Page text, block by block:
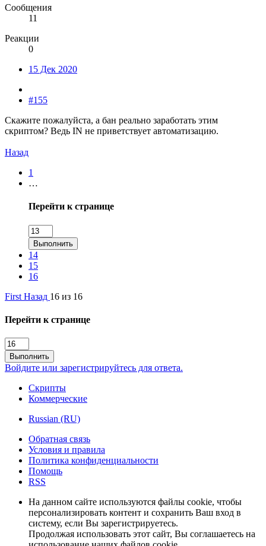
Сообщения
11
Реакции
0
15 Дек 2020
#155
Скажите пожалуйста, а бан реально заработать этим
скриптом? Ведь IN не приветствует автоматизацию.
Назад
1
…
Перейти к странице
Выполнить
14
15
16
First Назад 16 из 16
Перейти к странице
Выполнить
Войдите или зарегистрируйтесь для ответа.
Скрипты
Коммерческие
Russian (RU)
Обратная связь
Условия и правила
Политика конфиденциальности
Помощь
RSS
На данном сайте используются файлы cookie, чтобы
персонализировать контент и сохранить Ваш вход в
систему, если Вы зарегистрируетесь.
Продолжая использовать этот сайт, Вы соглашаетесь на